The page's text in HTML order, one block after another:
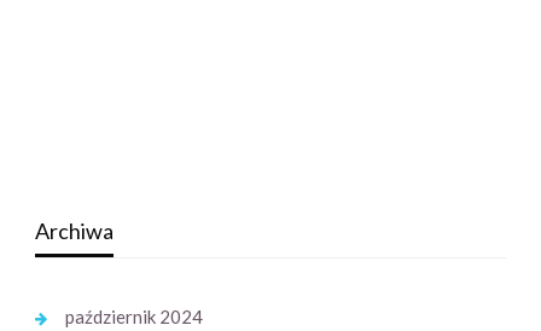
Archiwa
październik 2024